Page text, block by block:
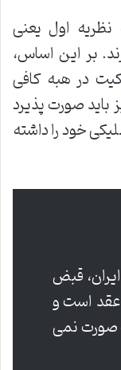
اول یعنی
بر این اساس،
در هبه کافی
صورت پذیرد
خود را داشته
قبض
است و
صورت نمی